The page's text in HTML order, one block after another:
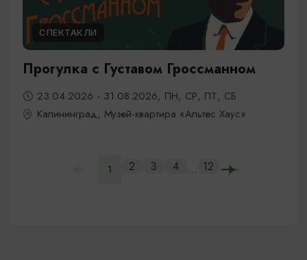
СПЕКТАКЛИ
Прогулка с Густавом Гроссманном
23.04.2026 - 31.08.2026, ПН, СР, ПТ, СБ
Калининград, Музей-квартира «Альтес Хаус»
1 2 3 4 ... 12